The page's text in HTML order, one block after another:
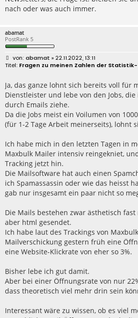
nach oder was auch immer.
abamat
PostRank 5
B
e
a
g
abamat » 22.11.2022, 13:11
Fragen zu meinen Zahlen der
Ja, das ganze lohnt sich bereits voll für
Dienstleister und lebe von den Jobs,
durch Emails ziehe.
Da die Jobs meist ein Voilumen von
(für 1-2 Tage Arbeit meinerseits), lohnt
Ich habe mich in den letzten Tagen in
Maxbulk Mailer intensiv reingekniet,
Tracking jetzt hin.
Die Mailsoftware hat auch einen
ich Spamassassin oder wie das heisst
gab nur insgesamt ein paar nicht so
Die Mails bestehen zwar ästhetisch
aber html gesendet.
Ich habe laut des Trackings von
Mailverschickung gestern früh eine
eine Website-Klickrate von eher so 3%.
Bisher lebe ich gut damit.
Aber bei einer Öffnungsrate von nur
dass theoretisch viel mehr drin sein
Interessant wäre zu wissen, ob es viel